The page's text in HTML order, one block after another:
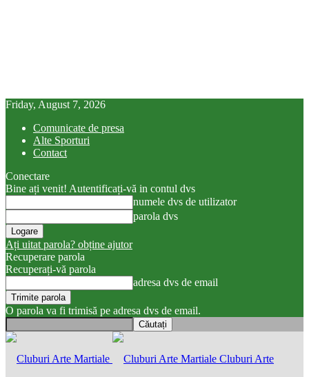
Friday, August 7, 2026
Comunicate de presa
Alte Sporturi
Contact
Conectare
Bine ați venit! Autentificați-vă in contul dvs
numele dvs de utilizator
parola dvs
Ați uitat parola? obține ajutor
Recuperare parola
Recuperați-vă parola
adresa dvs de email
O parola va fi trimisă pe adresa dvs de email.
Cluburi Arte